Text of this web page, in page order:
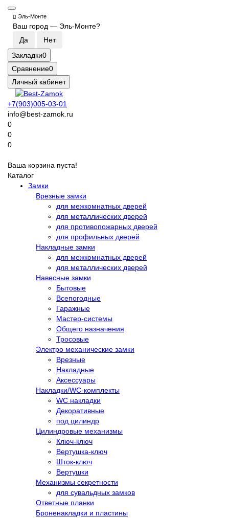
Эль-Монте
Ваш город — Эль-Монте?
Закладки0
Сравнение0
Личный кабинет
+7(903)005-03-01
info@best-zamok.ru
0
0
0
Ваша корзина пуста!
Каталог
Замки
Врезные замки
для межкомнатных дверей
для металлических дверей
для противопожарных дверей
для профильных дверей
Накладные замки
для межкомнатных дверей
для металлических дверей
Навесные замки
Бытовые
Всепогодные
Гаражные
Мастер-системы
Общего назначения
Тросовые
Электро механические замки
Врезные
Накладные
Аксессуары
Накладки/WC-комплекты
WC накладки
Декоративные
под цилиндр
Цилиндровые механизмы
Ключ-ключ
Вертушка-ключ
Шток-ключ
Вертушки
Механизмы секретности
для сувальдных замков
Ответные планки
Броненакладки и пластины